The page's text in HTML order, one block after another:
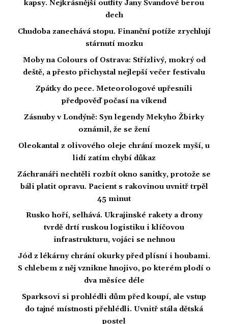
kapsy. Nejkrásnější outfity Jany Švandové berou
dech
Chudoba zanechává stopu. Finanční potíže zrychlují
stárnutí mozku
Moby na Colours of Ostrava: Střízlivý, mokrý od
deště, a přesto přichystal nejlepší večer festivalu
Zpátky do pece. Meteorologové upřesnili
předpověď počasí na víkend
Zásnuby v Londýně: Syn legendy Mekyho Žbirky
oznámil, že se žení
Oleokantal z olivového oleje chrání mozek myší, u
lidí zatím chybí důkaz
Záchranáři nechtěli rozbít okno sanitky, protože se
báli platit opravu. Pacient s rakovinou uvnitř trpěl
45 minut
Rusko hoří, selhává. Ukrajinské rakety a drony
tvrdě drtí ruskou logistiku i klíčovou
infrastrukturu, vojáci se nehnou
Jód z lékárny chrání okurky před plísní i houbami.
S chlebem z něj vznikne hnojivo, po kterém plodí o
dva měsíce déle
Sparksovi si prohlédli dům před koupí, ale vstup
do tajné místnosti přehlédli. Uvnitř stála dětská
postel